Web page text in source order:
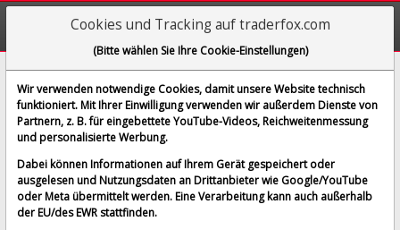
Newell Brands Inc.
[NWL | WKN 860036 | ISIN US6512291062]
6,012 $ -0,05 %
Echtzeit-Aktienkurs vom 07.08.2026 um 19:58 Uhr
Echtzeit USD Splitbereinigt
Cookies und Tracking auf traderfox.com
(Bitte wählen Sie Ihre Cookie-Einstellungen)
Wir verwenden notwendige Cookies, damit unsere Website technisch
funktioniert. Mit Ihrer Einwilligung verwenden wir außerdem Dienste von
Partnern, z. B. für eingebettete YouTube-Videos, Reichweitenmessung
und personalisierte Werbung.
Dabei können Informationen auf Ihrem Gerät gespeichert oder
ausgelesen und Nutzungsdaten an Drittanbieter wie Google/YouTube
oder Meta übermittelt werden. Eine Verarbeitung kann auch außerhalb
der EU/des EWR stattfinden.